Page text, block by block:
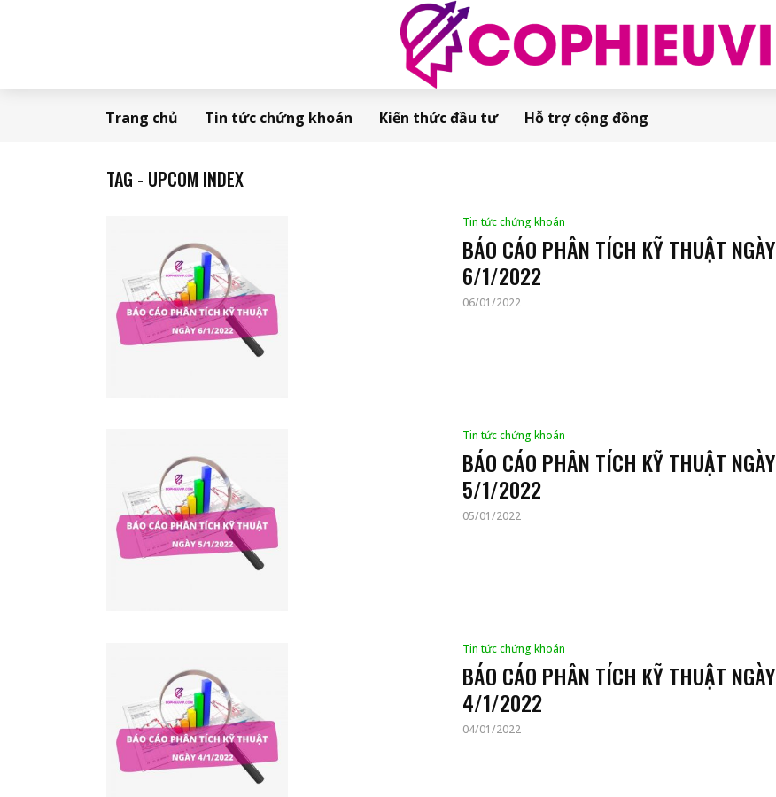
Trang chủ Tin tức chứng khoán Kiến thức đầu tư Hỗ trợ cộng đồng
TAG - UPCOM INDEX
Tin tức chứng khoán
BÁO CÁO PHÂN TÍCH KỸ THUẬT NGÀY
6/1/2022
06/01/2022
Tin tức chứng khoán
BÁO CÁO PHÂN TÍCH KỸ THUẬT NGÀY
5/1/2022
05/01/2022
Tin tức chứng khoán
BÁO CÁO PHÂN TÍCH KỸ THUẬT NGÀY
4/1/2022
04/01/2022